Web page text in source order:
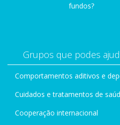
fundos?
Grupos que podes
Comportamentos aditivos e
Cuidados e tratamentos de
Cooperação internacional